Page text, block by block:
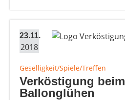
23.11.
2018
Geselligkeit/Spiele/Treffen
Verköstigung beim
Ballonglühen